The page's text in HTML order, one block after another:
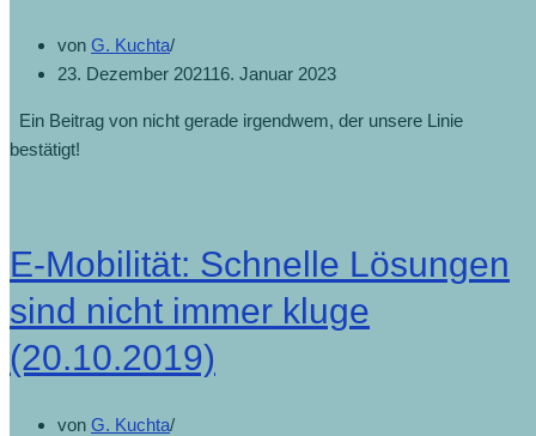
von G. Kuchta
23. Dezember 202116. Januar 2023
Ein Beitrag von nicht gerade irgendwem, der unsere Linie
bestätigt!
E-Mobilität: Schnelle Lösungen
sind nicht immer kluge
(20.10.2019)
von G. Kuchta